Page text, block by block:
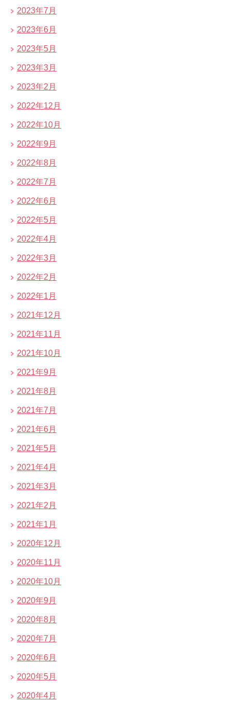
2023年7月
2023年6月
2023年5月
2023年3月
2023年2月
2022年12月
2022年10月
2022年9月
2022年8月
2022年7月
2022年6月
2022年5月
2022年4月
2022年3月
2022年2月
2022年1月
2021年12月
2021年11月
2021年10月
2021年9月
2021年8月
2021年7月
2021年6月
2021年5月
2021年4月
2021年3月
2021年2月
2021年1月
2020年12月
2020年11月
2020年10月
2020年9月
2020年8月
2020年7月
2020年6月
2020年5月
2020年4月